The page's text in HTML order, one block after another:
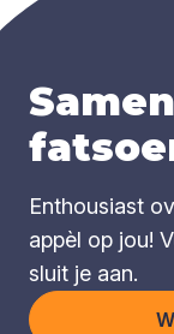
Enthousiast
appèl op jou!
sluit je aan.